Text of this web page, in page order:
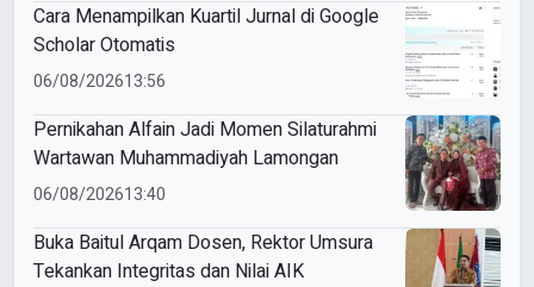
Cara Menampilkan Kuartil Jurnal di Google
Scholar Otomatis
06/08/202613:56
Pernikahan Alfain Jadi Momen Silaturahmi
Wartawan Muhammadiyah Lamongan
06/08/202613:40
Buka Baitul Arqam Dosen, Rektor Umsura
Tekankan Integritas dan Nilai AIK